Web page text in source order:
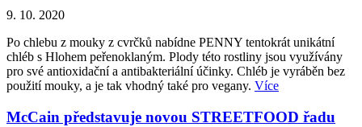
9. 10. 2020
Po chlebu z mouky z cvrčků nabídne PENNY tentokrát unikátní
chléb s Hlohem peřenoklaným. Plody této rostliny jsou využívány
pro své antioxidační a antibakteriální účinky. Chléb je vyráběn bez
použití mouky, a je tak vhodný také pro vegany. Více
McCain představuje novou STREETFOOD řadu